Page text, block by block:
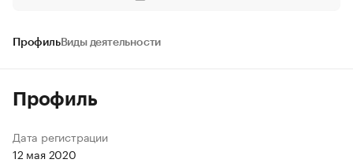
ПрофильВиды деятельности
Профиль
Дата регистрации
12 мая 2020